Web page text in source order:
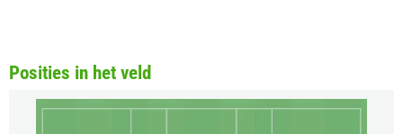
Posities in het veld